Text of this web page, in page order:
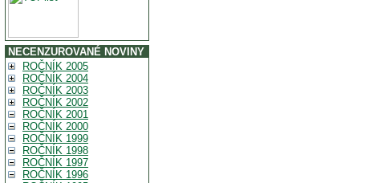
NECENZUROVANÉ NOVINY
ROČNÍK 2005
ROČNÍK 2004
ROČNÍK 2003
ROČNÍK 2002
ROČNÍK 2001
ROČNÍK 2000
ROČNÍK 1999
ROČNÍK 1998
ROČNÍK 1997
ROČNÍK 1996